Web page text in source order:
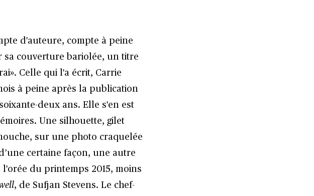
d'auteure, compte à peine
sa couverture bariolée, un titre
Celle qui l'a écrit, Carrie
à peine après la publication
deux ans. Elle s'en est
Une silhouette, gilet
sur une photo craquelée
certaine façon, une autre
du printemps 2015, moins
, de Sufjan Stevens. Le chef-